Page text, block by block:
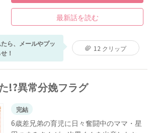
最新話を読む
ら、メールやプッ
！
12 クリップ
!?異常分娩フラグ
完結
6歳差兄弟の育児に日々奮闘中のママ・星